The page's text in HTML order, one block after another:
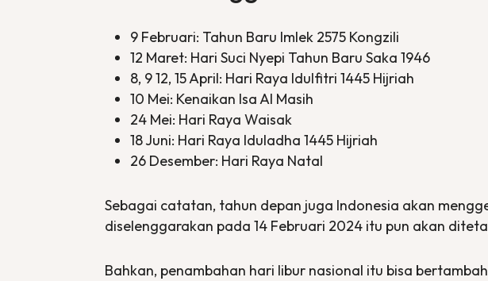
9 Februari: Tahun Baru Imlek 2575 Kongzili
12 Maret: Hari Suci Nyepi Tahun Baru Saka 1946
8, 9 12, 15 April: Hari Raya Idulfitri 1445 Hijriah
10 Mei: Kenaikan Isa Al Masih
24 Mei: Hari Raya Waisak
18 Juni: Hari Raya Iduladha 1445 Hijriah
26 Desember: Hari Raya Natal
Sebagai catatan, tahun depan juga Indonesia akan
diselenggarakan pada 14 Februari 2024 itu pun akan
Bahkan, penambahan hari libur nasional itu bisa